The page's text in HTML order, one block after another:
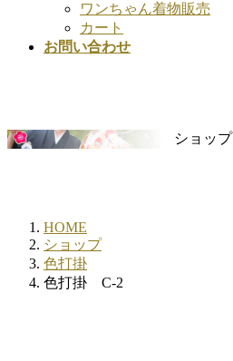
ワンちゃん着物販売
カート
お問い合わせ
ショップ
HOME
ショップ
色打掛
色打掛 C-2